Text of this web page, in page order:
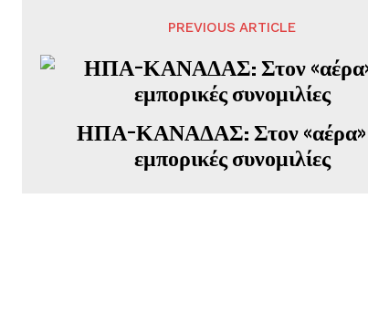
PREVIOUS ARTICLE
ΗΠΑ-ΚΑΝΑΔΑΣ: Στον «αέρα»
εμπορικές συνομιλίες